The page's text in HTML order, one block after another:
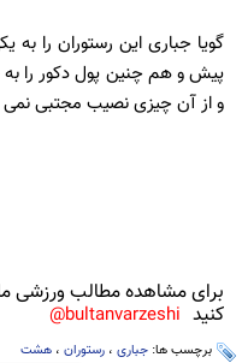
گویا جباری این رستوران را به
پیش و هم چنین پول دکور را
و از آن چیزی نصیب مجتبی
برای مشاهده مطالب ورزشی ما
کنید bultanvarzeshi@
برچسب ها: جباری ، رستوران ، هشت